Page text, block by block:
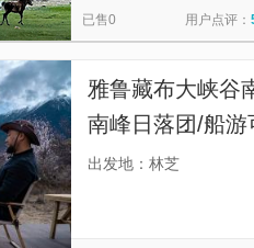
已售0 用户点评：
雅鲁藏布大峡谷
南峰日落团/船
谷：北岸索松村
出发地：林芝